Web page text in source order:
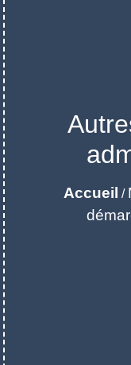
Accueil /